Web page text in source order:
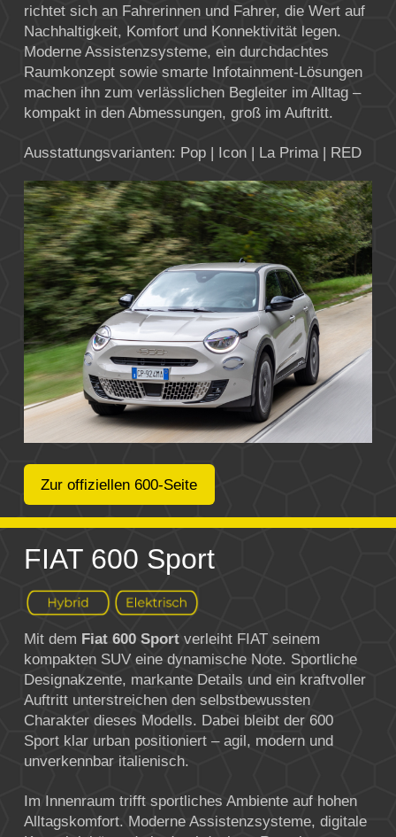
richtet sich an Fahrerinnen und Fahrer, die Wert auf
Nachhaltigkeit, Komfort und Konnektivität legen.
Moderne Assistenzsysteme, ein durchdachtes
Raumkonzept sowie smarte Infotainment-Lösungen
machen ihn zum verlässlichen Begleiter im Alltag –
kompakt in den Abmessungen, groß im Auftritt.
Ausstattungsvarianten: Pop | Icon | La Prima | RED
Zur offiziellen 600-Seite
FIAT 600 Sport
Mit dem Fiat 600 Sportverleiht FIATseinem
kompakten SUV eine dynamische Note. Sportliche
Designakzente, markante Details und ein kraftvoller
Auftritt unterstreichen den selbstbewussten
Charakter dieses Modells. Dabei bleibt der 600
Sport klar urban positioniert – agil, modern und
unverkennbar italienisch.
Im Innenraum trifft sportliches Ambiente auf hohen
Alltagskomfort. Moderne Assistenzsysteme, digitale